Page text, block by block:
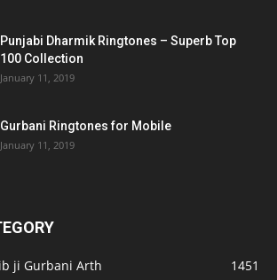
Punjabi Dharmik Ringtones – Superb Top
100 Collection
January 11, 2019
Gurbani Ringtones for Mobile
January 11, 2019
ji Gurbani Arth
1451